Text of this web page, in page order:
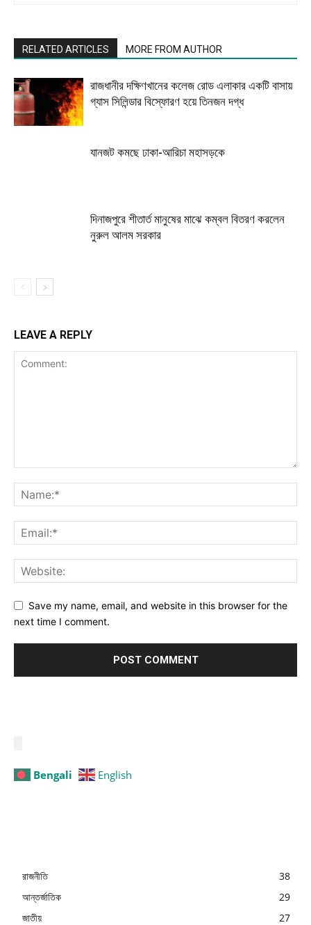
RELATED ARTICLES MORE FROM AUTHOR
রাজধানীর দক্ষিণখানের কলেজ রোড এলাকার একটি বাসায়
গ্যাস সিলিন্ডার বিস্ফোরণ হয়ে তিনজন দগ্ধ
যানজট কমছে ঢাকা-আরিচা মহাসড়কে
দিনাজপুরে শীতার্ত মানুষের মাঝে কম্বল বিতরণ করলেন
নুরুল আলম সরকার
LEAVE A REPLY
Save my name, email, and website in this browser for the
next time I comment.
Bengali English
রাজনীতি
38
আন্তর্জাতিক
29
জাতীয়
27